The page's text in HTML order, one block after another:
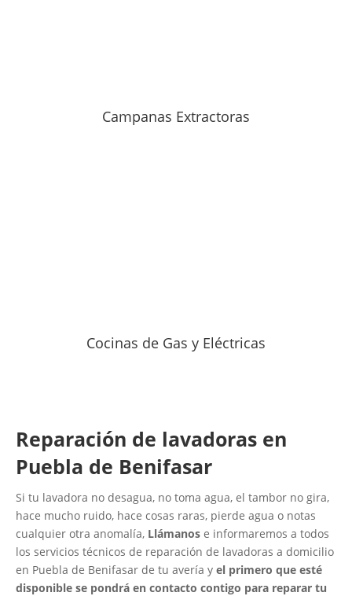
Campanas Extractoras
Cocinas de Gas y Eléctricas
Reparación de lavadoras en
Puebla de Benifasar
Si tu lavadora no desagua, no toma agua, el tambor no gira,
hace mucho ruido, hace cosas raras, pierde agua o notas
cualquier otra anomalía, Llámanos e informaremos a todos
los servicios técnicos de reparación de lavadoras a domicilio
en Puebla de Benifasar de tu avería y el primero que esté
disponible se pondrá en contacto contigo para reparar tu